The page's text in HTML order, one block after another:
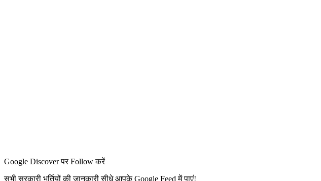
Google Discover पर Follow करें
सभी सरकारी भर्तियों की जानकारी सीधे आपके Google Feed में पाएं!